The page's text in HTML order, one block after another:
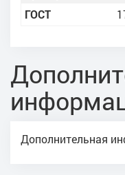
ГОСТ
Дополнительная